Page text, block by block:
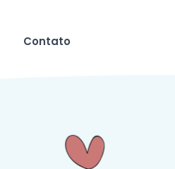
Contato